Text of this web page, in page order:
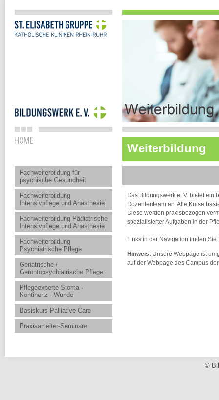
Weiterbildung
Fachweiterbildung für
psychische Gesundheit
Fachweiterbildung
Intensivpflege und Anästhesie
Fachweiterbildung Pädiatrische
Intensivpflege und Anästhesie
Fachweiterbildung
Psychiatrische Pflege
Geriatrische /
Gerontopsychiatrische Pflege
Pflegeexperte Stoma ·
Kontinenz · Wunde
Basiskurs Palliative Care
Praxisanleiter-Seminare
Das Bildungswerk e. V. bietet ein
Dozententeam an. Alle Kurse
Diese werden praxisbezogen
spezialisierter Aufgaben in der
Links in der Navigation finden
Hinweis: Unsere Webpage ist
auf der Webpage des Campus
©